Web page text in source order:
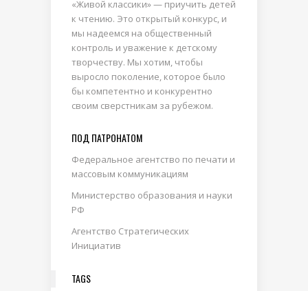
«Живой классики» — приучить детей
к чтению. Это открытый конкурс, и
мы надеемся на общественный
контроль и уважение к детскому
творчеству. Мы хотим, чтобы
выросло поколение, которое было
бы компетентно и конкурентно
своим сверстникам за рубежом.
ПОД ПАТРОНАТОМ
Федеральное агентство по печати и
массовым коммуникациям
Министерство образования и науки
РФ
Агентство Стратегических
Инициатив
TAGS